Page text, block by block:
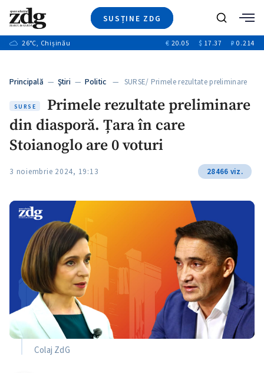
SUSȚINE ZDG
Ştiri
+9
Video
Special
+1
Caută
26°C, Chișinău € 20.05 $ 17.37 ₽ 0.214
Principală — Ştiri — Politic — SURSE/ Primele rezultate preliminare
SURSE
Primele rezultate preliminare
din diasporă. Țara în care
Stoianoglo are 0 voturi
3 noiembrie 2024, 19:13 28466 viz.
Colaj ZdG